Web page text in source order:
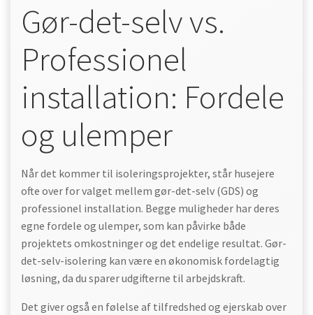
Gør-det-selv vs.
Professionel
installation: Fordele
og ulemper
Når det kommer til isoleringsprojekter, står husejere
ofte over for valget mellem gør-det-selv (GDS) og
professionel installation. Begge muligheder har deres
egne fordele og ulemper, som kan påvirke både
projektets omkostninger og det endelige resultat. Gør-
det-selv-isolering kan være en økonomisk fordelagtig
løsning, da du sparer udgifterne til arbejdskraft.
Det giver også en følelse af tilfredshed og ejerskab over